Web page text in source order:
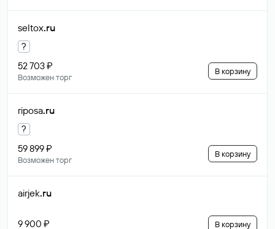
seltox.ru
?
52 703 ₽
Возможен торг
В корзину
riposa.ru
?
59 899 ₽
Возможен торг
В корзину
airjek.ru
9 900 ₽ В корзину